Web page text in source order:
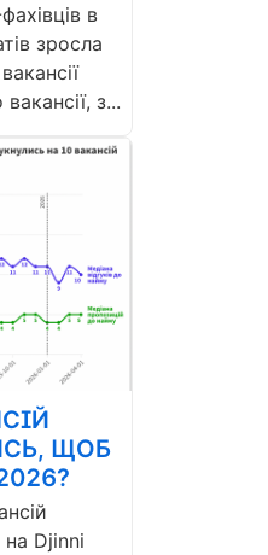
в
зросла
з...
ЩОБ
на Djinni